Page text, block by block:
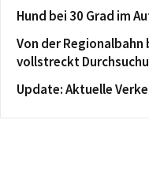
Hund bei 30 Grad im
Von der Regionalbahn
vollstreckt
Update: Aktuelle